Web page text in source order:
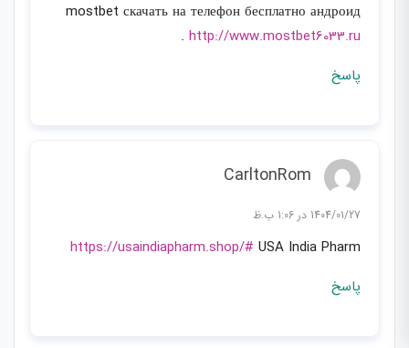
mostbet скачать на телефон бесплатно андроид
http://www.mostbet6033.ru
.
پاسخ
CarltonRom
1404/01/27 در 1:06 ب.ظ
https://usaindiapharm.shop/# USA India Pharm
پاسخ